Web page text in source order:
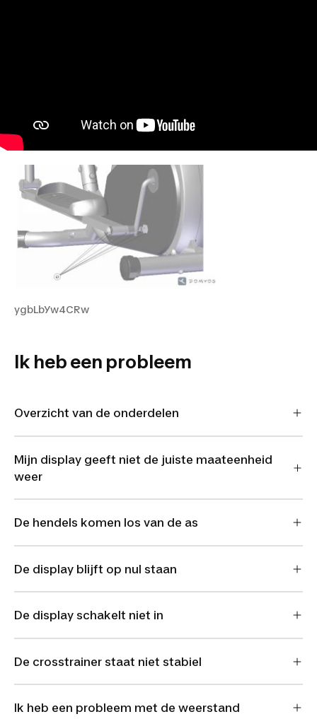
ygbLbYw4CRw
Ik heb een probleem
Overzicht van de onderdelen
Mijn display geeft niet de juiste maateenheid
weer
De hendels komen los van de as
De display blijft op nul staan
De display schakelt niet in
De crosstrainer staat niet stabiel
Ik heb een probleem met de weerstand